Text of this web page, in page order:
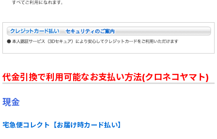
代金引換で利用可能なお支払い方法(クロネコヤマト)
現金
宅急便コレクト【お届け時カード払い】